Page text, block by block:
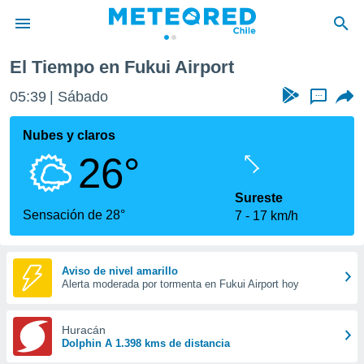
de
por
que se
calidad.
a este
las
y
forma
digital
basada
El Tiempo en Fukui Airport
05:39 Sábado ...
Nubes y claros
26°
Sensación de 28°
Sureste
7
17 km/h
Aviso de nivel amarillo
Alerta moderada por tormenta en Fukui Airport hoy
Huracán
Dolphin A 1.398 kms de distancia